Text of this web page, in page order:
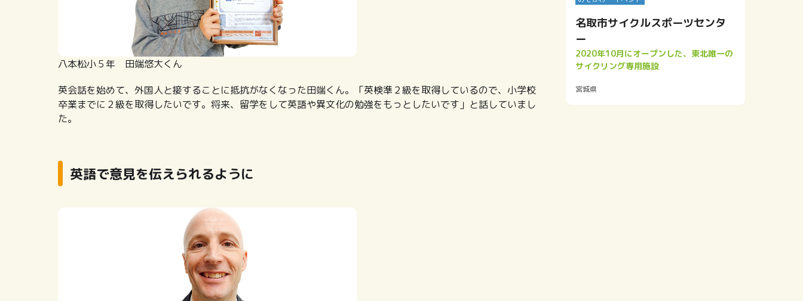
八本松小５年 田端悠大くん
英会話を始めて、外国人と接することに抵抗がなくなった田端くん。「英検準２級を取得しているので、小学校
卒業までに２級を取得したいです。将来、留学をして英語や異文化の勉強をもっとしたいです」と話していまし
た。
英語で意見を伝えられるように
名取市サイクルスポーツセンタ
ー
2020年10月にオープンした、東北唯一の
サイクリング専用施設
宮城県